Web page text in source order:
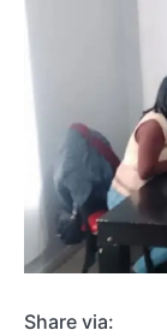
Share via: